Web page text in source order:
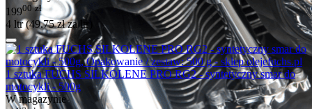
19900 zł
4 ltr (49.75złza ltr)
1 sztuka FUCHS SILKOLENE PRO RG2 - syntetyczny smar do
motocykli - 500g
W magazynie